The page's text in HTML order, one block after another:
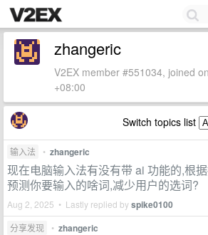
zhangeric
V2EX member #551034, joined
+08:00
Switch topics list
输入法 • zhangeric
现在电脑输入法有没有带 ai 功能的,根
预测你要输入的啥词,减少用户的选词?
Aug 2, 2025 • Lastly replied byspike0100
分享发现 • zhangeric